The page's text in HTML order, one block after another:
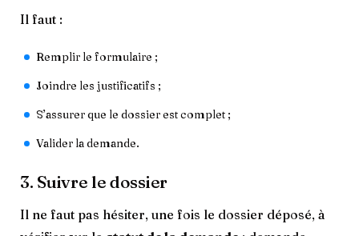
Il faut :
Remplir le formulaire ;
Joindre les justificatifs ;
S’assurer que le dossier est complet ;
Valider la demande.
3. Suivre le dossier
Il ne faut pas hésiter, une fois le dossier déposé, à